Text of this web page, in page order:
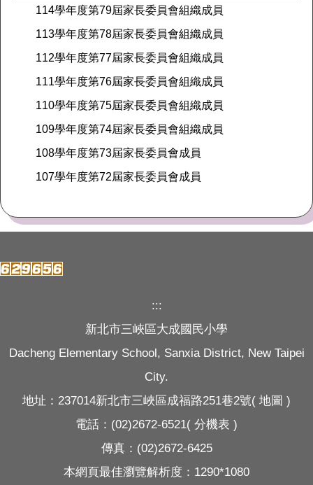
114學年度第79屆家長委員會組織成員
113學年度第78屆家長委員會組織成員
112學年度第77屆家長委員會組織成員
111學年度第76屆家長委員會組織成員
110學年度第75屆家長委員會組織成員
109學年度第74屆家長委員會組織成員
108學年度第73屆家長委員會成員
107學年度第72屆家長委員會成員
:::
新北市三峽區大成國民小學
Dacheng Elementary School, Sanxia District, New Taipei
City.
地址：237014新北市三峽區成福路251巷2號( 地圖 )
電話：(02)2672-6521( 分機表 )
傳真：(02)2672-6425
本網頁最佳瀏覽解析度：1290*1080